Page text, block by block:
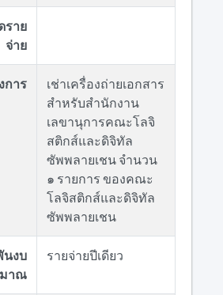
ราย
จ่าย
การ
เช่าเครื่องถ่ายเอกสาร
สำหรับสำนักงาน
เลขานุการคณะโลจิ
สติกส์และดิจิทัล
ซัพพลายเชน จำนวน
๑ รายการ ของคณะ
โลจิสติกส์และดิจิทัล
ซัพพลายเชน
นงบ
าณ
รายจ่ายปีเดียว